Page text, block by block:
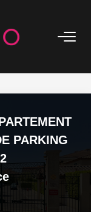
PARKING